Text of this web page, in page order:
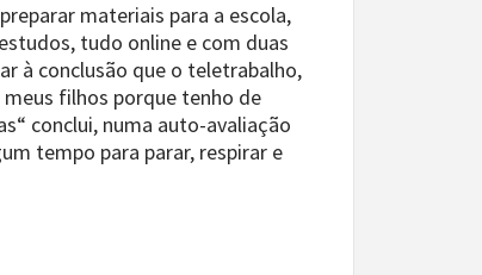
materiais para a escola,
tudo online e com duas
à conclusão que o teletrabalho,
filhos porque tenho de
conclui, numa auto-avaliação
tempo para parar, respirar e